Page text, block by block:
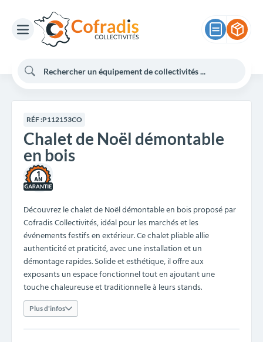
RÉF :P112153CO
Chalet de Noël démontable
en bois
1
Découvrez le chalet de Noël démontable en bois proposé par
Cofradis Collectivités, idéal pour les marchés et les
événements festifs en extérieur. Ce chalet pliable allie
authenticité et praticité, avec une installation et un
démontage rapides. Solide et esthétique, il offre aux
exposants un espace fonctionnel tout en ajoutant une
touche chaleureuse et traditionnelle à leurs stands.
Plus d'infos